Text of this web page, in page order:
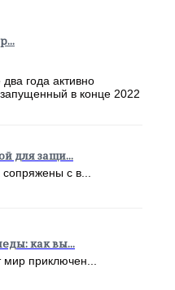
года активно
в конце 2022
для защи...
сопряжены с в...
как вы...
мир приключен...